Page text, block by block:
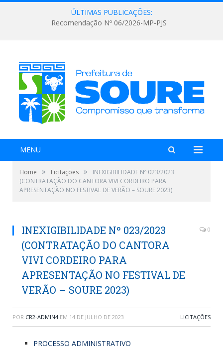
ÚLTIMAS PUBLICAÇÕES:
Recomendação Nº 06/2026-MP-PJS
MENU
Home » Licitações »
INEXIGIBILIDADE Nº 023/2023
(CONTRATAÇÃO DO CANTORA VIVI CORDEIRO PARA
APRESENTAÇÃO NO FESTIVAL DE VERÃO – SOURE 2023)
INEXIGIBILIDADE Nº 023/2023
(CONTRATAÇÃO DO CANTORA
VIVI CORDEIRO PARA
APRESENTAÇÃO NO FESTIVAL DE
VERÃO – SOURE 2023)
0
POR CR2-ADMIN4 EM 14 DE JULHO DE 2023 LICITAÇÕES
PROCESSO ADMINISTRATIVO